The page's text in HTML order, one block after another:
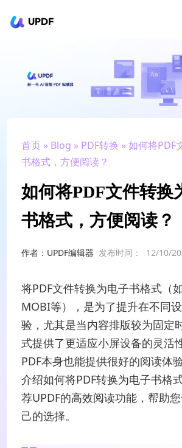
UPDF
AI Agents
政企采购
升级会员
首页 » Blog » PDF转换 » 如何将PDF
书格式，方便阅读？
如何将PDF文件转换
书格式，方便阅读？
作者：UPDF编辑器 发布时间： 12/10/
将PDF文件转换为电子书格式（如
MOBI等），是为了提升在不同
验，尤其是当内容排版较为固定
式提供了更适应小屏设备的灵活
PDF本身也能提供很好的阅读体
介绍如何将PDF转换为电子书格
荐UPDF的高效阅读功能，帮助
己的选择。